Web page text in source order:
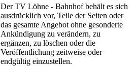
Der TV Löhne - Bahnhof behält es sich
ausdrücklich vor, Teile der Seiten oder
das gesamte Angebot ohne gesonderte
Ankündigung zu verändern, zu
ergänzen, zu löschen oder die
Veröffentlichung zeitweise oder
endgültig einzustellen.